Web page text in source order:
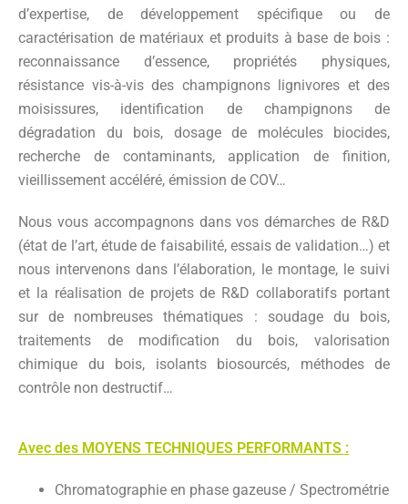
d’expertise, de développement spécifique ou de
caractérisation de matériaux et produits à base de bois :
reconnaissance d’essence, propriétés physiques,
résistance vis-à-vis des champignons lignivores et des
moisissures, identification de champignons de
dégradation du bois, dosage de molécules biocides,
recherche de contaminants, application de finition,
vieillissement accéléré, émission de COV…
Nous vous accompagnons dans vos démarches de R&D
(état de l’art, étude de faisabilité, essais de validation…) et
nous intervenons dans l’élaboration, le montage, le suivi
et la réalisation de projets de R&D collaboratifs portant
sur de nombreuses thématiques : soudage du bois,
traitements de modification du bois, valorisation
chimique du bois, isolants biosourcés, méthodes de
contrôle non destructif…
Avec des MOYENS TECHNIQUES PERFORMANTS :
Chromatographie en phase gazeuse / Spectrométrie